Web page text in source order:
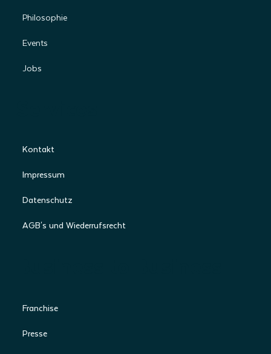
Kontakt
Impressum
Datenschutz
AGB's und Wiederrufsrecht
Franchise
Presse
Philosophie
Events
Jobs